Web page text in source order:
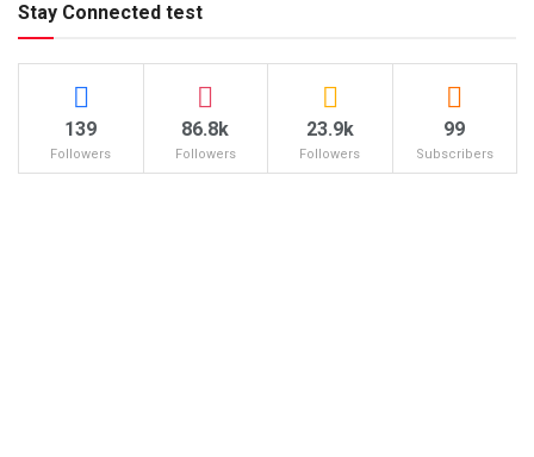
Stay Connected test
139
Followers
86.8k
Followers
23.9k
Followers
99
Subscribers